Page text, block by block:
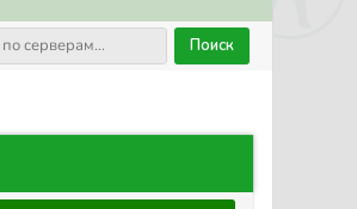
Поиск